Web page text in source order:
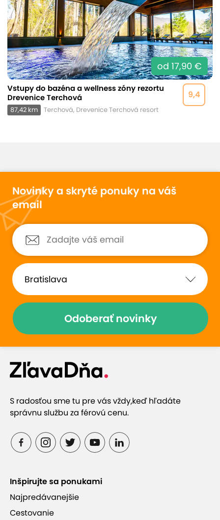
od 17,90 €
9,4
Vstupy do bazéna a wellness zóny rezortu
Drevenice Terchová
87,42 km Terchová, Drevenice Terchová resort
Novinky a skryté ponuky na váš
email
Odoberať novinky
S radosťou sme tu pre vás vždy,keď hľadáte
správnu službu za férovú cenu.
Inšpirujte sa ponukami
Najpredávanejšie
Cestovanie